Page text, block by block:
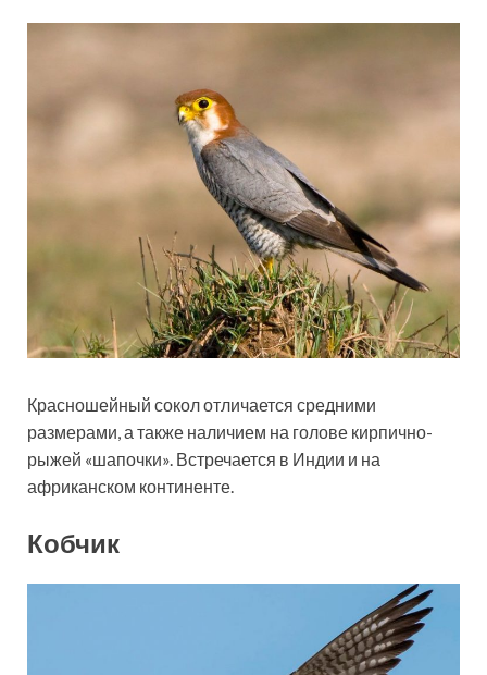
Красношейный сокол отличается средними
размерами, а также наличием на голове кирпично-
рыжей «шапочки». Встречается в Индии и на
африканском континенте.
Кобчик